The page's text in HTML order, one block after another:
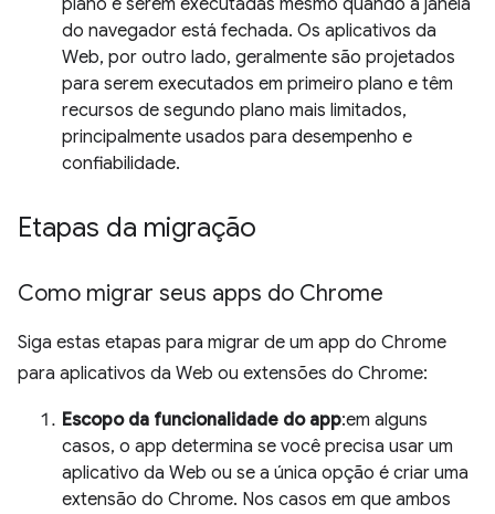
plano e serem executadas mesmo quando a janela
do navegador está fechada. Os aplicativos da
Web, por outro lado, geralmente são projetados
para serem executados em primeiro plano e têm
recursos de segundo plano mais limitados,
principalmente usados para desempenho e
confiabilidade.
Etapas da migração
Como migrar seus apps do Chrome
Siga estas etapas para migrar de um app do Chrome
para aplicativos da Web ou extensões do Chrome:
Escopo da funcionalidade do app:em alguns
casos, o app determina se você precisa usar um
aplicativo da Web ou se a única opção é criar uma
extensão do Chrome. Nos casos em que ambos